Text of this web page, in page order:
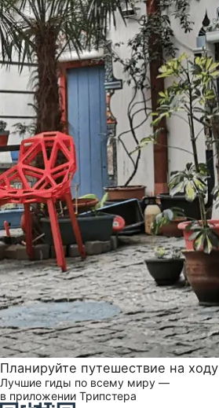
Планируйте путешествие на ходу
Лучшие гиды по всему миру —
в приложении Трипстера